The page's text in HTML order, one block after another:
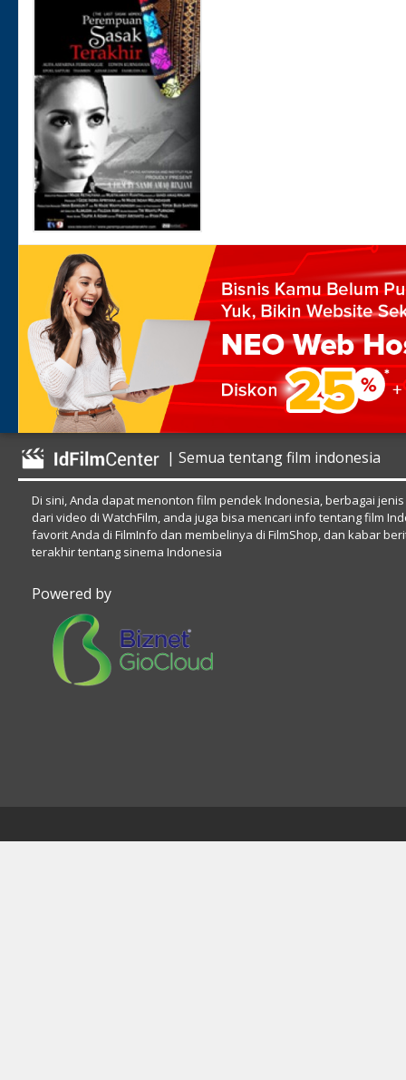
| Semua tentang film indonesia
Di sini, Anda dapat menonton film pendek Indonesia, berbagai
dari video di WatchFilm, anda juga bisa mencari info tentang film
favorit Anda di FilmInfo dan membelinya di FilmShop, dan kabar
terakhir tentang sinema Indonesia
Powered by